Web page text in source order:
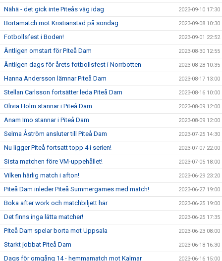
Nähä - det gick inte Piteås väg idag 2023-09-10 17:30
Bortamatch mot Kristianstad på söndag 2023-09-08 10:30
Fotbollsfest i Boden! 2023-09-01 22:52
Äntligen omstart för Piteå Dam 2023-08-30 12:55
Äntligen dags för årets fotbollsfest i Norrbotten 2023-08-28 10:35
Hanna Andersson lämnar Piteå Dam 2023-08-17 13:00
Stellan Carlsson fortsätter leda Piteå Dam 2023-08-16 10:00
Olivia Holm stannar i Piteå Dam 2023-08-09 12:00
Anam Imo stannar i Piteå Dam 2023-08-09 12:00
Selma Åström ansluter till Piteå Dam 2023-07-25 14:30
Nu ligger Piteå fortsatt topp 4 i serien! 2023-07-07 22:00
Sista matchen före VM-uppehållet! 2023-07-05 18:00
Vilken härlig match i afton! 2023-06-29 23:20
Piteå Dam inleder Piteå Summergames med match! 2023-06-27 19:00
Boka after work och matchbiljett här 2023-06-25 19:00
Det finns inga lätta matcher! 2023-06-25 17:35
Piteå Dam spelar borta mot Uppsala 2023-06-23 08:00
Starkt jobbat Piteå Dam 2023-06-18 16:30
Dags för omgång 14 - hemmamatch mot Kalmar 2023-06-16 15:00